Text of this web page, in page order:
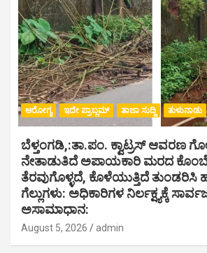
ಆರೋಗ್ಯ ಇದೇ ಪ್ರಾಬ್ಲಮ್ ತಾಜಾ ಸುದ್ದಿ ತುಳುನಾಡು
ಬೆಳ್ತಂಗಡಿ,:ತಾ.ಪಂ‌. ಕ್ವಾಟ್ರಸ್ ಆವರಣ
ನೇತಾಡುತಿದೆ ಅಪಾಯಕಾರಿ ಮರದ
ತೆರವುಗೊಳ್ಳದೆ, ಕೊಳೆಯುತ್ತಿದೆ
ಗೆಲ್ಲುಗಳು: ಅಧಿಕಾರಿಗಳ ನಿರ್ಲಕ್ಷ್ಯಕ್ಕೆ
ಅಸಾಮಾಧಾನ:
August 5, 2026 admin